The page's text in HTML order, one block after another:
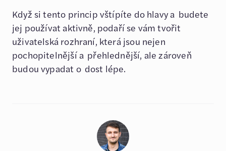
Když si tento princip vštípíte do hlavy a budete
jej používat aktivně, podaří se vám tvořit
uživatelská rozhraní, která jsou nejen
pochopitelnější a přehlednější, ale zároveň
budou vypadat o dost lépe.